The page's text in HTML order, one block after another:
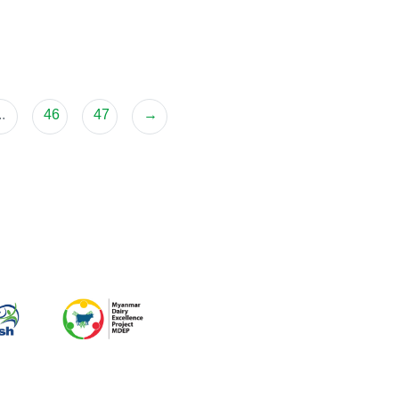
46 47 →